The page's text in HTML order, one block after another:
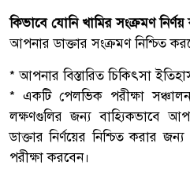
কিভাবে যোনি খামির সংক্রমণ
আপনার ডাক্তার সংক্রমণ নিশ্চিত
* আপনার বিস্তারিত চিকিৎসা
* একটি পেলভিক পরীক্ষা
লক্ষণগুলির জন্য বাহ্যিকভাবে
ডাক্তার নির্ণয়ের নিশ্চিত করার
পরীক্ষা করবেন।